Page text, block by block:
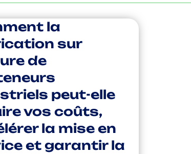
la
sur
de
peut-elle
vos coûts,
la mise en
et garantir la